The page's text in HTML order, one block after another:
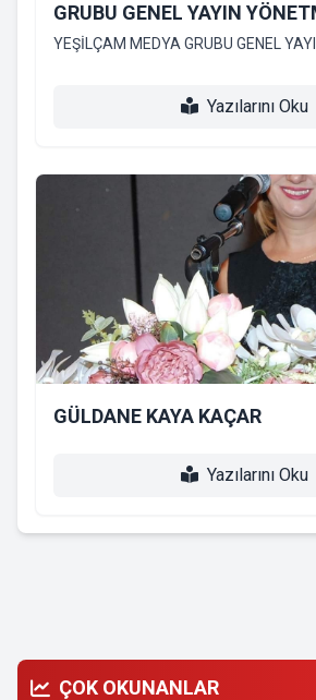
GRUBU GENEL YAYIN
YEŞİLÇAM MEDYA GRUBU GENEL
Yazılarını Oku
GÜLDANE KAYA KAÇAR
Yazılarını Oku
ÇOK OKUNANLAR